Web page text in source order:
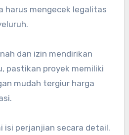
harus mengecek legalitas
dan izin mendirikan
pastikan proyek memiliki
mudah tergiur harga
isi perjanjian secara detail.